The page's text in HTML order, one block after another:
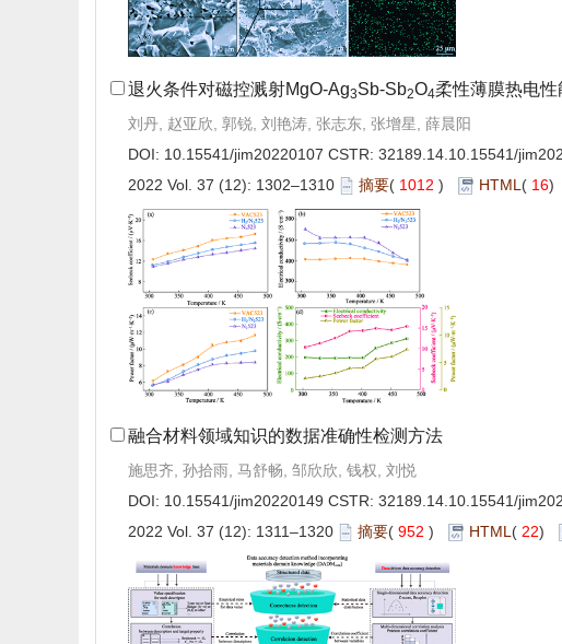
退火条件对磁控溅射MgO-Ag3Sb-Sb2O4柔性薄膜热电性
刘丹, 赵亚欣, 郭锐, 刘艳涛, 张志东, 张增星, 薛晨阳
DOI: 10.15541/jim20220107 CSTR: 32189.14.10.15541/
2022 Vol. 37 (12): 1302–1310
摘要( 1012 ) HTML ( 16)
融合材料领域知识的数据准确性检测方法
施思齐, 孙拾雨, 马舒畅, 邹欣欣, 钱权, 刘悦
DOI: 10.15541/jim20220149 CSTR: 32189.14.10.15541/
2022 Vol. 37 (12): 1311–1320
摘要( 952 ) HTML ( 22)